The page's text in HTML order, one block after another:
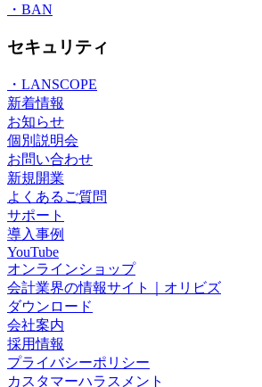
・BAN
セキュリティ
・LANSCOPE
新着情報
お知らせ
個別説明会
お問い合わせ
新規開業
よくあるご質問
サポート
導入事例
YouTube
オンラインショップ
会計業界の情報サイト｜オリビズ
ダウンロード
会社案内
採用情報
プライバシーポリシー
カスタマーハラスメント